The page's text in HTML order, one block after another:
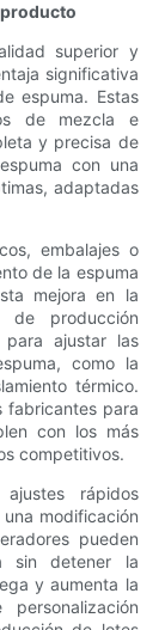
superior y
significativa
espuma. Estas
de mezcla e
y precisa de
con una
adaptadas
embalajes o
de la espuma
mejora en la
de producción
para ajustar las
como la
térmico.
fabricantes para
con los más
competitivos.
rápidos
modificación
pueden
sin detener la
y aumenta la